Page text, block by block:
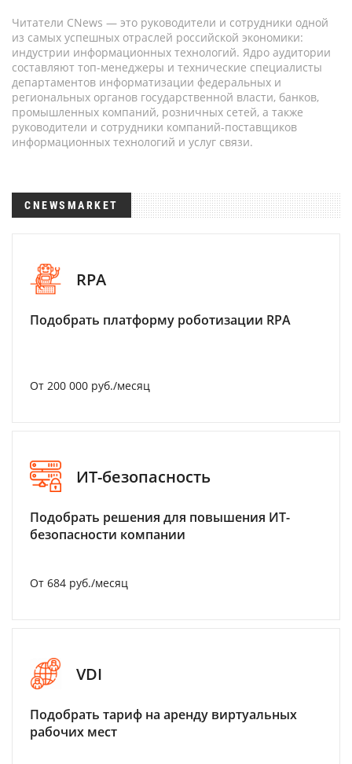
Читатели CNews — это руководители и сотрудники одной
из самых успешных отраслей российской экономики:
индустрии информационных технологий. Ядро аудитории
составляют топ-менеджеры и технические специалисты
департаментов информатизации федеральных и
региональных органов государственной власти, банков,
промышленных компаний, розничных сетей, а также
руководители и сотрудники компаний-поставщиков
информационных технологий и услуг связи.
CNEWSMARKET
RPA
Подобрать платформу роботизации RPA
От 200 000 руб./месяц
ИТ-безопасность
Подобрать решения для повышения ИТ-
безопасности компании
От 684 руб./месяц
VDI
Подобрать тариф на аренду виртуальных
рабочих мест